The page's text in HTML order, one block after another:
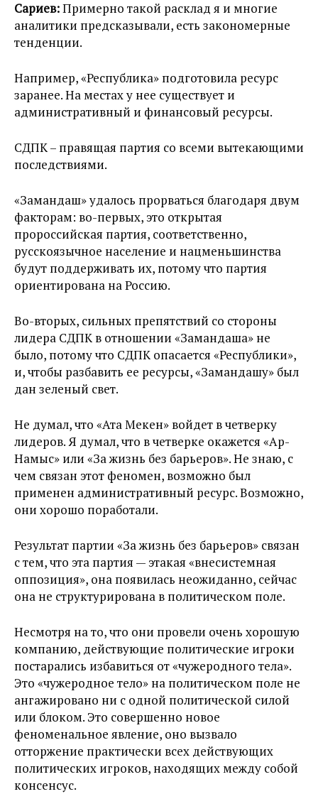
Сариев:Примерно такой расклад я и многие
аналитики предсказывали, есть закономерные
тенденции.
Например, «Республика» подготовила ресурс
заранее. На местах у нее существует и
административный и финансовый ресурсы.
СДПК – правящая партия со всеми вытекающими
последствиями.
«Замандаш» удалось прорваться благодаря двум
факторам: во-первых, это открытая
пророссийская партия, соответственно,
русскоязычное население и нацменьшинства
будут поддерживать их, потому что партия
ориентирована на Россию.
Во-вторых, сильных препятствий со стороны
лидера СДПК в отношении «Замандаша» не
было, потому что СДПК опасается «Республики»,
и, чтобы разбавить ее ресурсы, «Замандашу» был
дан зеленый свет.
Не думал, что «Ата Мекен» войдет в четверку
лидеров. Я думал, что в четверке окажется «Ар-
Намыс» или «За жизнь без барьеров». Не знаю, с
чем связан этот феномен, возможно был
применен административный ресурс. Возможно,
они хорошо поработали.
Результат партии «За жизнь без барьеров» связан
с тем, что эта партия — этакая «внесистемная
оппозиция», она появилась неожиданно, сейчас
она не структурирована в политическом поле.
Несмотря на то, что они провели очень хорошую
компанию, действующие политические игроки
постарались избавиться от «чужеродного тела».
Это «чужеродное тело» на политическом поле не
ангажировано ни с одной политической силой
или блоком. Это совершенно новое
феноменальное явление, оно вызвало
отторжение практически всех действующих
политических игроков, находящих между собой
консенсус.